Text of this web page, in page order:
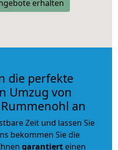
erhalten
die perfekte
Umzug von
an
Zeit und lassen Sie
bekommen Sie die
garantiert einen